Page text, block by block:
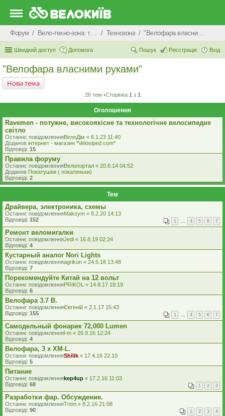
Форум Вело-техно-зона: технічні питання та консультації Технозона "Велофара власними руками"
Швидкий доступ Допомога Вхід
Реєстрація
Пошук
"Велофара власними руками"
Нова тема
26 тем •Сторінка 1 з 1
Оголошення
Ravemen - потужне, високоякісне та технологічне велосипедне
світло
Останнє повідомленняВелоДім « 6.1.23 11:40
Доданов iнтернет - магазин *Velosiped.com*
Відповіді: 15
Правила форуму
Останнє повідомленняВелопортал « 20.6.14 04:52
Доданов Покатушки ( покатеньки)
Відповіді: 2
Тем
Драйвера, электроника, схемы
Останнє повідомленняMaksym « 8.2.20 14:13
Відповіді: 152 1 … 4 5 6 7
Ремонт веломигалки
Останнє повідомленняJedi « 16.8.19 02:24
Відповіді: 4
Кустарный аналог Nori Lights
Останнє повідомленняagrikun « 24.5.18 13:48
Відповіді: 7
Порекомендуйте Китай на 12 вольт
Останнє повідомленняPRIKOL « 14.8.17 18:19
Відповіді: 6
Велофара 3.7 В.
Останнє повідомленняЄвгеній « 2.1.17 15:43
Відповіді: 155 1 … 4 5 6 7
Самодельный фонарик 72,000 Lumen
Останнє повідомленняl-m « 26.9.16 12:24
Відповіді: 4
Велофара, 3 х XM-L.
Останнє повідомленняShilik « 17.4.16 22:10
Відповіді: 5
Питание
Останнє повідомленняkep4up « 17.2.16 11:03
Відповіді: 68 1 2 3
Разработки фар. Обсуждение.
Останнє повідомленняTrion « 8.2.16 21:08
Відповіді: 90 1 2 3 4